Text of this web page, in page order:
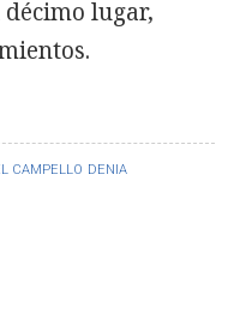
CAMPELLO DENIA
décimo lugar,